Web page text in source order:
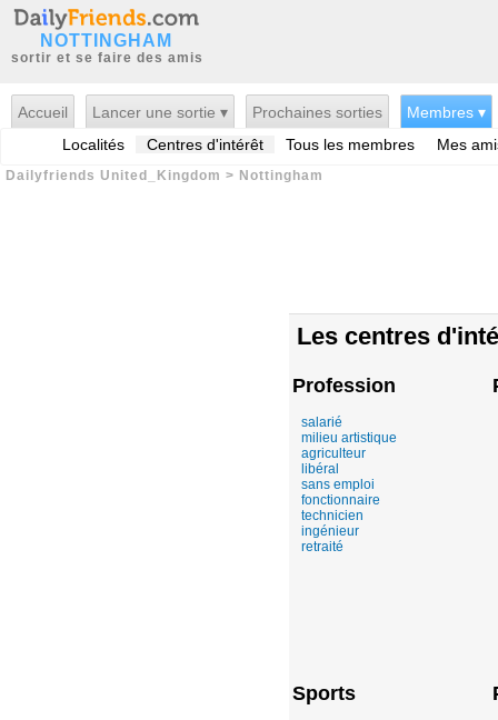
NOTTINGHAM
sortir et se faire des amis
Accueil Lancer une sortie ▾ Prochaines sorties
Membres ▾
Localités
Centres d'intérêt Tous les membres Mes
Dailyfriends United_Kingdom > Nottingham
Les centres
Profession
salarié
milieu artistique
agriculteur
libéral
sans emploi
fonctionnaire
technicien
ingénieur
retraité
Sports